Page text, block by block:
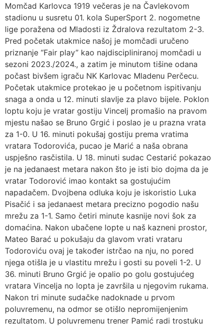
Momčad Karlovca 1919 večeras je na Čavlekovom
stadionu u susretu 01. kola SuperSport 2. nogometne
lige poražena od Mladosti iz Ždralova rezultatom 2-3.
Pred početak utakmice našoj je momčadi uručeno
priznanje “Fair play” kao najdiscipliniranoj momčadi u
sezoni 2023./2024., a zatim je minutom tišine odana
počast bivšem igraču NK Karlovac Mladenu Perčecu.
Početak utakmice protekao je u početnom ispitivanju
snaga a onda u 12. minuti slavlje za plavo bijele. Poklon
loptu koju je vratar gostiju Vincelj promašio na pravom
mjestu našao se Bruno Grgić i poslao je u prazna vrata
za 1-0. U 16. minuti pokušaj gostiju prema vratima
vratara Todorovića, pucao je Marić a naša obrana
uspješno rasčistila. U 18. minuti sudac Cestarić pokazao
je na jedanaest metara nakon što je isti bio dojma da je
vratar Todorović imao kontakt sa gostujućim
napadačem. Dvojbena odluka koju je iskoristio Luka
Pisačić i sa jedanaest metara precizno pogodio našu
mrežu za 1-1. Samo četiri minute kasnije novi šok za
domaćina. Nakon ubačene lopte u naš kazneni prostor,
Mateo Barać u pokušaju da glavom vrati vrataru
Todoroviću ovaj je također istrčao na nju, no pored
njega otišla je u vlastitu mrežu i gosti su poveli 1-2. U
36. minuti Bruno Grgić je opalio po golu gostujućeg
vratara Vincelja no lopta je završila u njegovim rukama.
Nakon tri minute sudačke nadoknade u prvom
poluvremenu, na odmor se otišlo nepromijenjenim
rezultatom. U poluvremenu trener Pamić radi trostuku